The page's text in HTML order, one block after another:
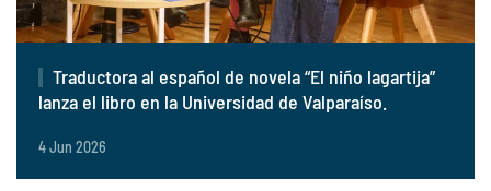
Traductora al español de novela “El niño lagartija”
lanza el libro en la Universidad de Valparaíso.
4 Jun 2026